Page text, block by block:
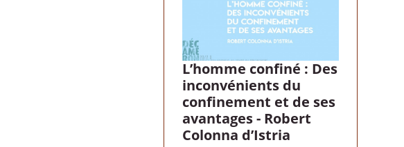
L’homme confiné : Des
inconvénients du
confinement et de ses
avantages - Robert
Colonna d’Istria